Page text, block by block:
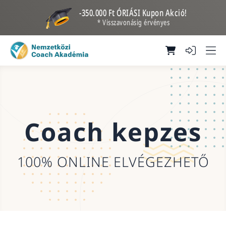
-350.000 Ft ÓRIÁSI Kupon Akció!
* Visszavonásig érvényes
Coach kepzes
100% ONLINE ELVÉGEZHETŐ